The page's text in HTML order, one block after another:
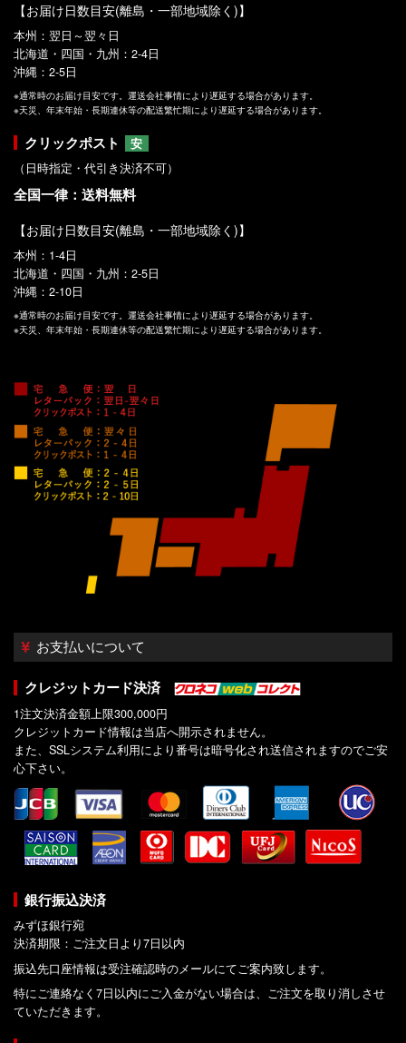
【お届け日数目安(離島・一部地域除く)】
本州：翌日～翌々日
北海道・四国・九州：2-4日
沖縄：2-5日
※通常時のお届け目安です。運送会社事情により遅延する場合があります。
※天災、年末年始・長期連休等の配送繁忙期により遅延する場合があります。
クリックポスト
安
（日時指定・代引き決済不可）
全国一律：送料無料
【お届け日数目安(離島・一部地域除く)】
本州：1-4日
北海道・四国・九州：2-5日
沖縄：2-10日
※通常時のお届け目安です。運送会社事情により遅延する場合があります。
※天災、年末年始・長期連休等の配送繁忙期により遅延する場合があります。
お支払いについて
クレジットカード決済
1注文決済金額上限300,000円
クレジットカード情報は当店へ開示されません。
また、SSLシステム利用により番号は暗号化され送信されますのでご安
心下さい。
銀行振込決済
みずほ銀行宛
決済期限：ご注文日より7日以内
振込先口座情報は受注確認時のメールにてご案内致します。
特にご連絡なく7日以内にご入金がない場合は、ご注文を取り消しさせ
ていただきます。